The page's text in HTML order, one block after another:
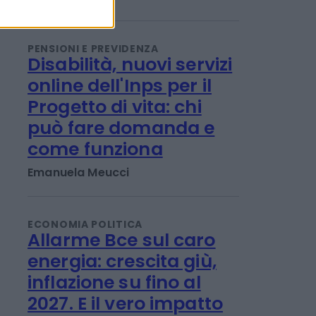
record e rincari
Redazione
PENSIONI E PREVIDENZA
Disabilità, nuovi servizi
online dell'Inps per il
Progetto di vita: chi
Emanuela Meucci
ECONOMIA POLITICA
Allarme Bce sul caro